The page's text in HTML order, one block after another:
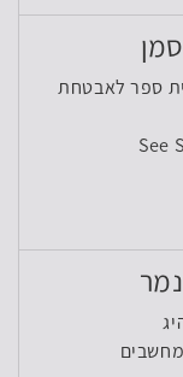
ספר לאבטחת
See